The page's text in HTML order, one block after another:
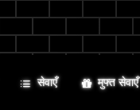
सेवाएँ मुफ्त सेवाएँ